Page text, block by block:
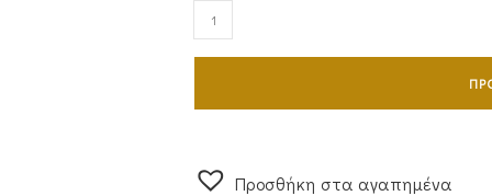
Ζευγάρι
Βέρες
108- Προσθήκη στα αγαπημένα